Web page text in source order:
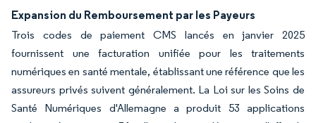
Expansion du Remboursement par les Payeurs
Trois codes de paiement CMS lancés en janvier 2025
fournissent une facturation unifiée pour les traitements
numériques en santé mentale, établissant une référence que les
assureurs privés suivent généralement. La Loi sur les Soins de
Santé Numériques d'Allemagne a produit 53 applications